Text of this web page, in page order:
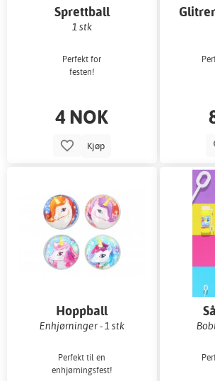
Sprettball
1 stk
Perfekt for
festen!
4 NOK
Kjøp
Hoppball
Enhjørninger - 1 stk
Perfekt til en
enhjørningsfest!